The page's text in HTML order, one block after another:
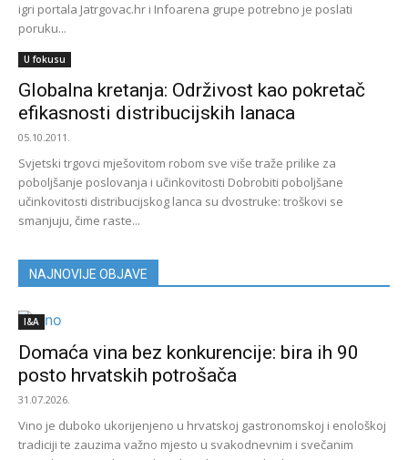
igri portala Jatrgovac.hr i Infoarena grupe potrebno je poslati
poruku...
U fokusu
Globalna kretanja: Održivost kao pokretač
efikasnosti distribucijskih lanaca
05.10.2011.
Svjetski trgovci mješovitom robom sve više traže prilike za
poboljšanje poslovanja i učinkovitosti Dobrobiti poboljšane
učinkovitosti distribucijskog lanca su dvostruke: troškovi se
smanjuju, čime raste...
NAJNOVIJE OBJAVE
I&A
Domaća vina bez konkurencije: bira ih 90
posto hrvatskih potrošača
31.07.2026.
Vino je duboko ukorijenjeno u hrvatskoj gastronomskoj i enološkoj
tradiciji te zauzima važno mjesto u svakodnevnim i svečanim